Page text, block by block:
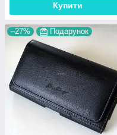
Купити
–27% Подарунок